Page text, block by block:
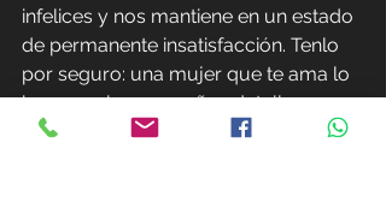
infelices y nos mantiene en un estado
de permanente insatisfacción. Tenlo
por seguro: una mujer que te ama lo
hace por los pequeños detalles que
quizá para ti pasan desapercibidos.